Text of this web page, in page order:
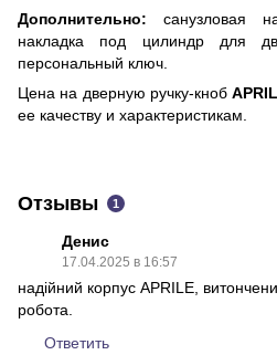
Дополнительно: санузловая
накладка под цилиндр для
персональный ключ.
Цена на дверную ручку-кноб
ее качеству и характеристикам.
Отзывы 1
Денис
17.04.2025 в 16:57
надійний корпус APRILE,
робота.
Ответить